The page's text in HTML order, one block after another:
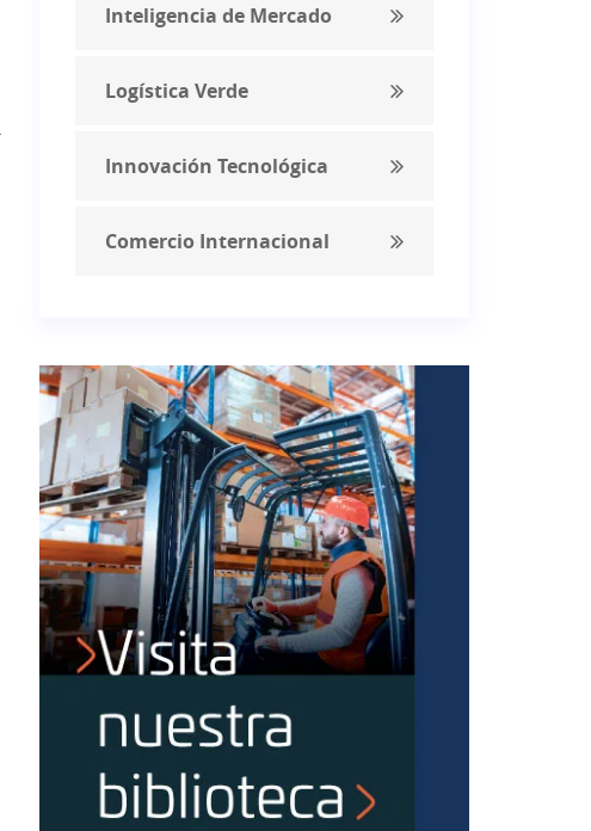
Inteligencia de Mercado
Logística Verde
Innovación Tecnológica
Comercio Internacional